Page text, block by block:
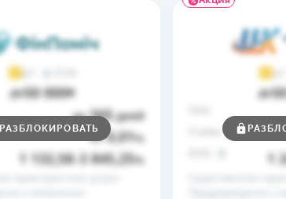
4,7
до50 000₴
до 365дней
от0,01%
1 132,58 3 845,25%
РАЗБЛОКИРОВАТЬ
3,7
до
1